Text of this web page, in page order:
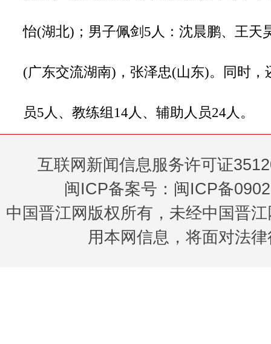
怡(湖北)；男子佩剑5人：沈晨鹏、王天
(广东交流湖南)，张泽忠(山东)。同时
员5人、教练组14人、辅助人员24人。
互联网新闻信息服务许可证
闽ICP备案号：闽ICP备
中国晋江网版权所有，未经中国晋
用本网信息，将面对法